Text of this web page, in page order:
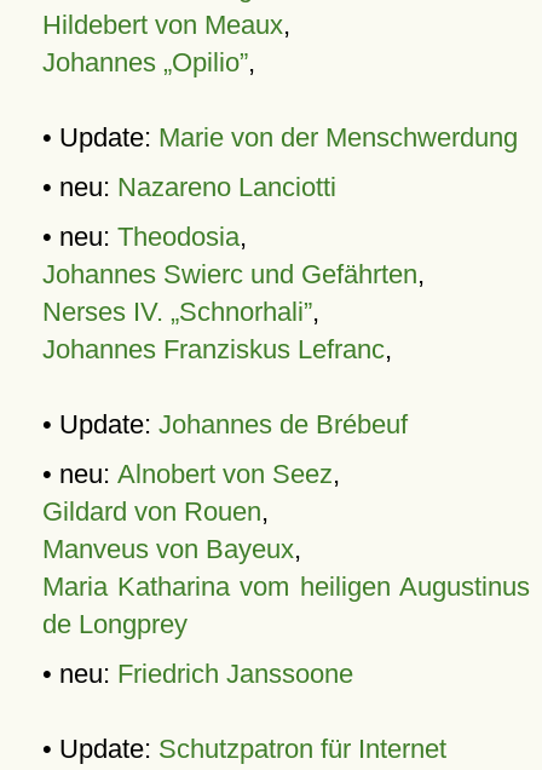
Hildebert von Meaux,
Johannes „Opilio”,
• Update: Marie von der Menschwerdung
• neu: Nazareno Lanciotti
• neu: Theodosia,
Johannes Swierc und Gefährten,
Nerses IV. „Schnorhali”,
Johannes Franziskus Lefranc,
• Update: Johannes de Brébeuf
• neu: Alnobert von Seez,
Gildard von Rouen,
Manveus von Bayeux,
Maria Katharina vom heiligen Augustinus
de Longprey
• neu: Friedrich Janssoone
• Update: Schutzpatron für Internet